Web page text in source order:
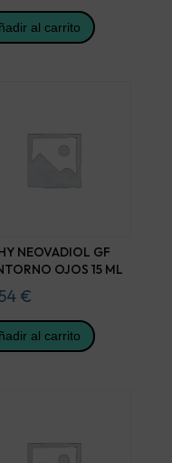
al carrito
NEOVADIOL GF
OJOS 15 ML
€
al carrito